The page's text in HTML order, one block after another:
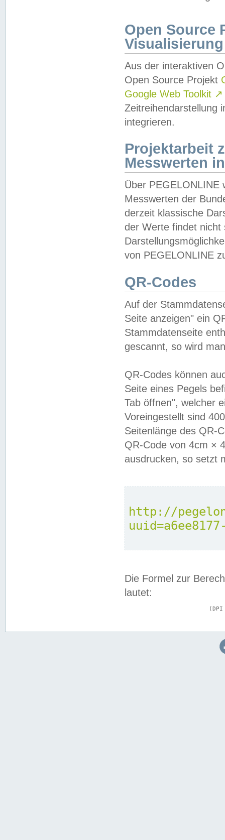
Open Source
Visualisierung
Aus der interaktiven
Open Source Projekt
Google Web Toolkit ↗
Zeitreihendarstellung
integrieren.
Projektarbeit
Messwerten
Über PEGELONLINE
Messwerten der
derzeit klassische
der Werte findet
von PEGELONLINE
QR-Codes
Auf der
Seite anzeigen" ein
Stammdatenseite
gescannt, so wird
QR-Codes können
Seite eines Pegels
Tab öffnen", welcher
Voreingestellt sind
Seitenlänge des QR-
QR-Code von 4cm ×
ausdrucken, so setzt
http://
Die Formel zur
lautet: